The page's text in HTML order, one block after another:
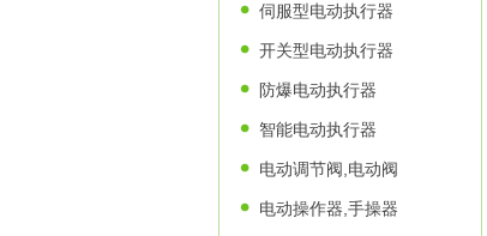
伺服型电动执行器
开关型电动执行器
防爆电动执行器
智能电动执行器
电动调节阀,电动阀
电动操作器,手操器